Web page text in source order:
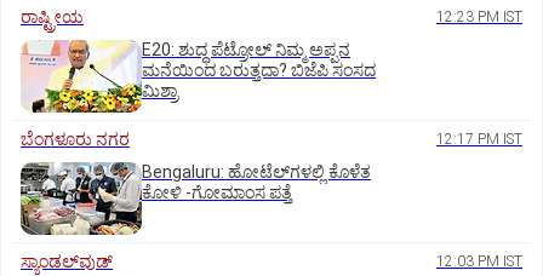
ರಾಷ್ಟ್ರೀಯ 12:23 PM IST
E20: ಶುದ್ಧ ಪೆಟ್ರೋಲ್ ನಿಮ್ಮ ಅಪ್ಪನ
ಮನೆಯಿಂದ ಬರುತ್ತದಾ? ಬಿಜೆಪಿ ಸಂಸದ
ಮಿಶ್ರಾ
ಬೆಂಗಳೂರು ನಗರ 12:17 PM IST
Bengaluru: ಹೋಟೆಲ್‌ಗ‌ಳಲ್ಲಿ ಕೊಳೆತ
ಕೋಳಿ -ಗೋಮಾಂಸ ಪತ್ತೆ
ಸ್ಯಾಂಡಲ್‌ವುಡ್‌ 12:03 PM IST